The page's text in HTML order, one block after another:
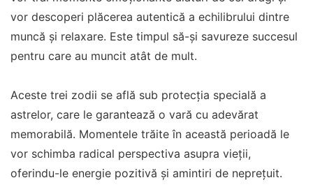
vor descoperi plăcerea autentică a echilibrului dintre
muncă și relaxare. Este timpul să-și savureze succesul
pentru care au muncit atât de mult.
Aceste trei zodii se află sub protecția specială a
astrelor, care le garantează o vară cu adevărat
memorabilă. Momentele trăite în această perioadă le
vor schimba radical perspectiva asupra vieții,
oferindu-le energie pozitivă și amintiri de neprețuit.